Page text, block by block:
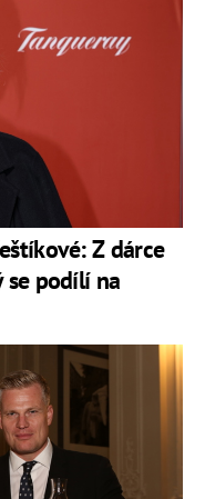
Z dárce
podílí na